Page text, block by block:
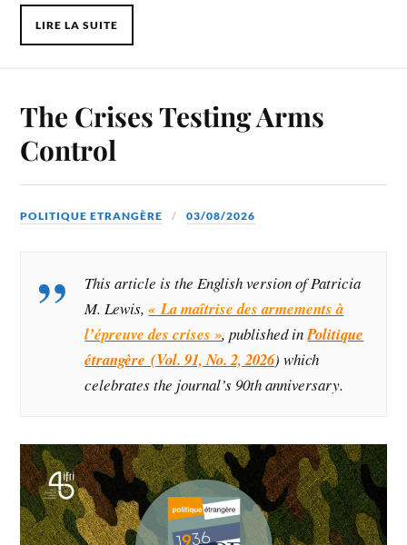
LIRE LA SUITE
The Crises Testing Arms
Control
POLITIQUE ETRANGÈRE 03/08/2026
This article is the English versionof Patricia
M. Lewis,« La maîtrise des armements à
l’épreuve des crises », published inPolitique
étrangère (Vol. 91, No. 2, 2026) which
celebrates the journal’s 90th anniversary.